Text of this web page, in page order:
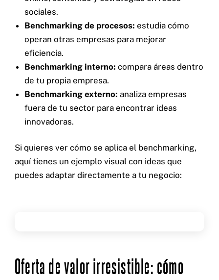
sociales.
Benchmarking de procesos: estudia cómo
operan otras empresas para mejorar
eficiencia.
Benchmarking interno: compara áreas dentro
de tu propia empresa.
Benchmarking externo: analiza empresas
fuera de tu sector para encontrar ideas
innovadoras.
Si quieres ver cómo se aplica el benchmarking,
aquí tienes un ejemplo visual con ideas que
puedes adaptar directamente a tu negocio:
Oferta de valor irresistible: cómo